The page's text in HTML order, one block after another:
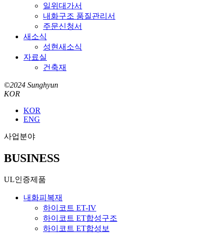
일위대가서
내화구조 품질관리서
주문신청서
새소식
성현새소식
자료실
건축재
©2024 Sunghyun
KOR
KOR
ENG
사업분야
BUSINESS
UL인증제품
내화피복재
하이코트 ET-IV
하이코트 ET합성구조
하이코트 ET합성보